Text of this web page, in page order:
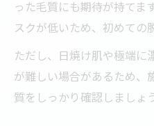
った毛質にも期待が持てま
スクが低いため、初めての
ただし、日焼け肌や極端に
が難しい場合があるため、
質をしっかり確認しましょ